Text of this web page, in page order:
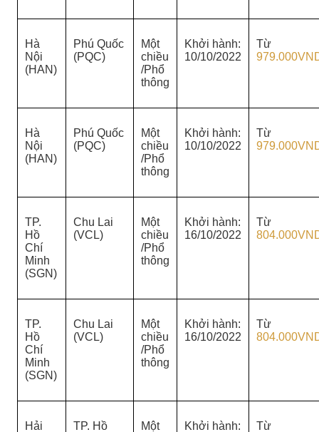
Hà
Nội
(HAN)
Phú Quốc
(PQC)
Một
chiều
/Phổ
thông
Khởi hành:
10/10/2022
Từ
Hà
Nội
(HAN)
Phú Quốc
(PQC)
Một
chiều
/Phổ
thông
Khởi hành:
10/10/2022
Từ
TP.
Hồ
Chí
Minh
(SGN)
Chu Lai
(VCL)
Một
chiều
/Phổ
thông
Khởi hành:
16/10/2022
Từ
TP.
Hồ
Chí
Minh
(SGN)
Chu Lai
(VCL)
Một
chiều
/Phổ
thông
Khởi hành:
16/10/2022
Từ
Hải TP. Hồ Một Khởi hành: Từ